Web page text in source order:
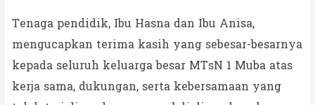
Tenaga pendidik, Ibu Hasna dan Ibu Anisa,
mengucapkan terima kasih yang sebesar-besarnya
kepada seluruh keluarga besar MTsN 1 Muba atas
kerja sama, dukungan, serta kebersamaan yang